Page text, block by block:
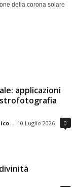
della corona solare
applicazioni
- 10 Luglio 2026 0